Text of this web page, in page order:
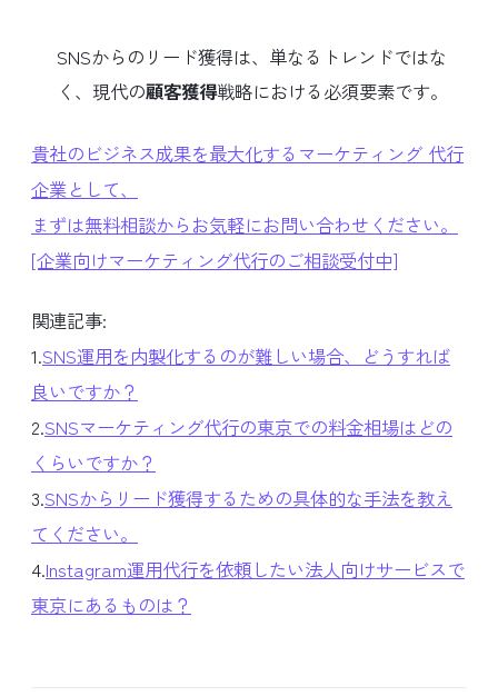
SNSからのリード獲得は、単なるトレンドではな
く、現代の顧客獲得戦略における必須要素です。
貴社のビジネス成果を最大化するマーケティング 代行
企業として、
まずは無料相談からお気軽にお問い合わせください。
[企業向けマーケティング代行のご相談受付中]
関連記事:
1.SNS運用を内製化するのが難しい場合、どうすれば
良いですか？
2.SNSマーケティング代行の東京での料金相場はどの
くらいですか？
3.SNSからリード獲得するための具体的な手法を教え
てください。
4.Instagram運用代行を依頼したい法人向けサービスで
東京にあるものは？